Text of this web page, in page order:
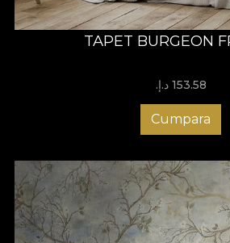
TAPET BURGEON
153.58 د.إ.‏
Cumpara